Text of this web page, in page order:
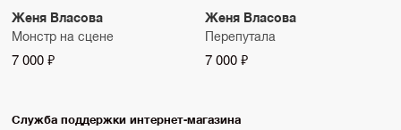
Женя Власова
Монстр на сцене
7 000 ₽
Женя Власова
Перепутала
7 000 ₽
Служба поддержки интернет-магазина